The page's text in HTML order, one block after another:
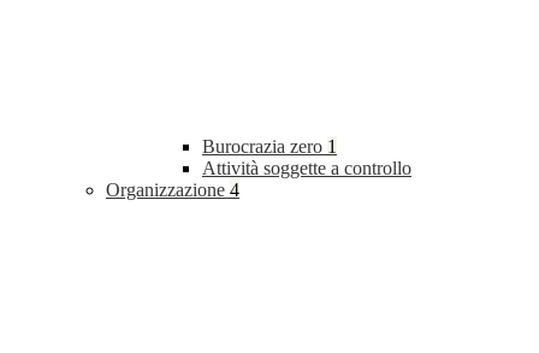
Burocrazia zero 1
Attività soggette a controllo
Organizzazione 4